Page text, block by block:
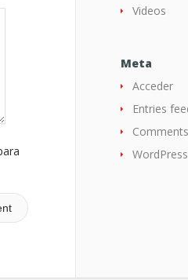
Videos
Meta
Acceder
Entries